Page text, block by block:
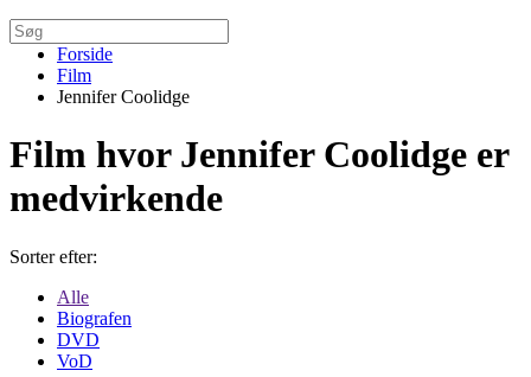
Forside
Film
Jennifer Coolidge
Film hvor Jennifer Coolidge er
medvirkende
Sorter efter:
Alle
Biografen
DVD
VoD